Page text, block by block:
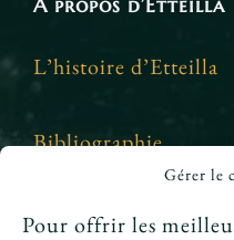
Gérer le
Pour offrir les
À propos d’Etteilla
L’histoire d’Etteilla
Bibliographie
Crédits et mentions